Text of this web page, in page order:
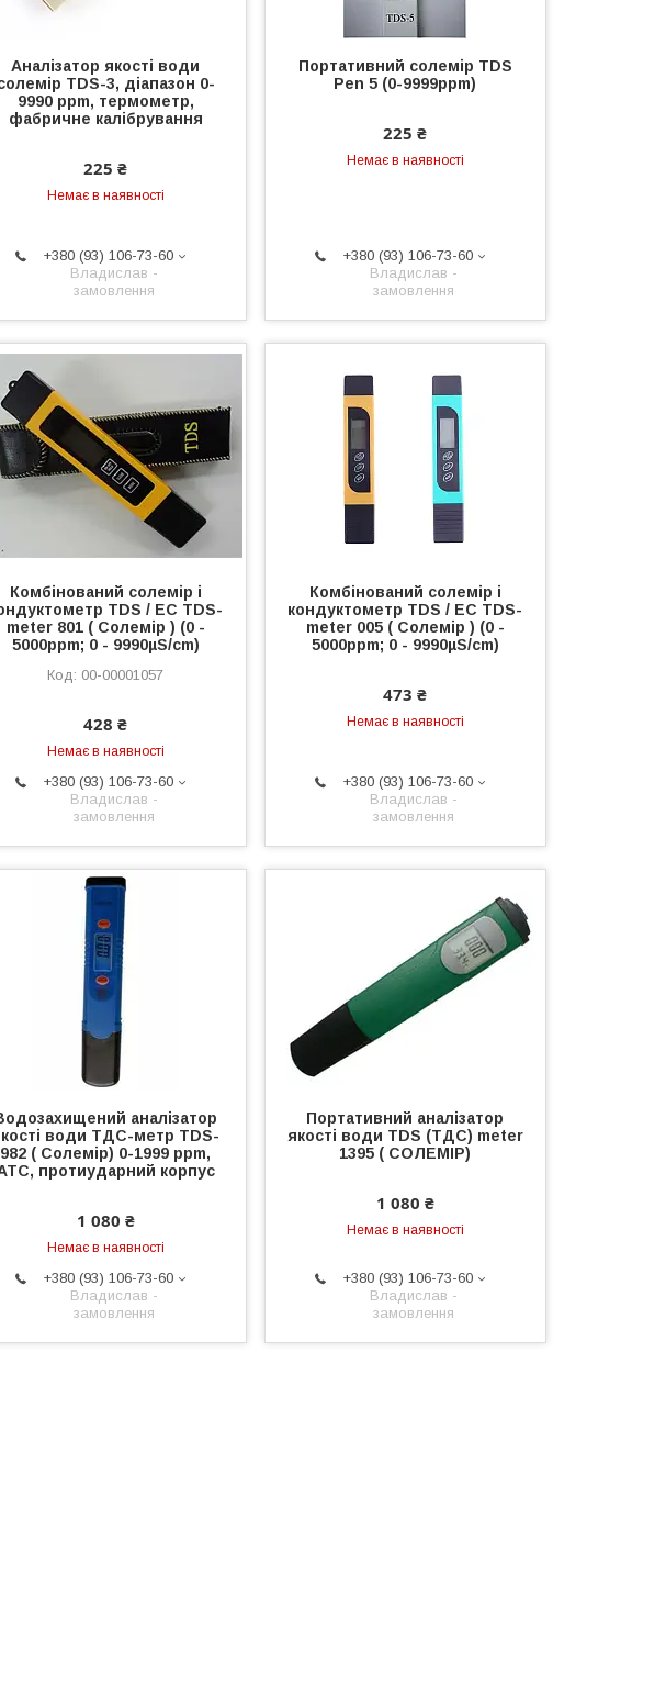
Аналізатор якості води
TDS-3, діапазон 0-
9990 ppm, термометр,
фабричне калібрування
225 ₴
Немає в наявності
+380 (93) 106-73-60
Владислав -
замовлення
Портативний солемір TDS
Pen 5 (0-9999ppm)
225 ₴
Немає в наявності
+380 (93) 106-73-60
Владислав -
замовлення
Комбінований солемір і
TDS / EC TDS-
meter 801 ( Солемір ) (0 -
5000ppm; 0 - 9990µS/cm)
00-00001057
428 ₴
Немає в наявності
+380 (93) 106-73-60
Владислав -
замовлення
Комбінований солемір і
кондуктометр TDS / EC TDS-
meter 005 ( Солемір ) (0 -
5000ppm; 0 - 9990µS/cm)
473 ₴
Немає в наявності
+380 (93) 106-73-60
Владислав -
замовлення
аналізатор
води ТДС-метр TDS-
982 ( Солемір) 0-1999 ppm,
протиударний корпус
1 080 ₴
Немає в наявності
+380 (93) 106-73-60
Владислав -
замовлення
Портативний аналізатор
якості води TDS (ТДС) meter
1395 ( СОЛЕМІР)
1 080 ₴
Немає в наявності
+380 (93) 106-73-60
Владислав -
замовлення